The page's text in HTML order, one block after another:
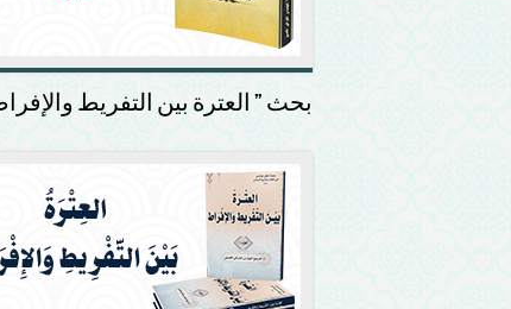
بحث ” العترة بين التفريط